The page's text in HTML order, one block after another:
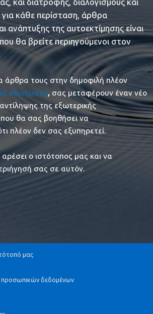
και διατροφής, διαλογισμούς και
για κάθε περίσταση, άρθρα
ανάπτυξης της αυτοεκτίμησης είναι
θα βρείτε περιηγούμενοι στον
άρθρα τους στην δημοφιλή πλέον
Μηνύματα, σας μεταφέρουν έναν νέο
της εξωτερικής
θα σας βοηθήσει να
πλέον δεν σας εξυπηρετεί.
ο ιστότοπος μας και να
σας σε αυτόν.
μας
προσωπικών δεδομένων